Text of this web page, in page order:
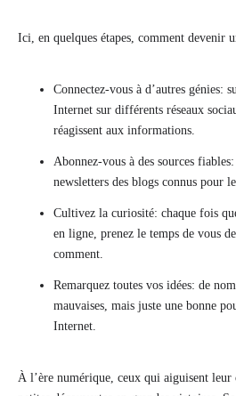
Ici, en quelques étapes, comment devenir
Connectez-vous à d’autres génies:
Internet sur différents réseaux
réagissent aux informations.
Abonnez-vous à des sources
newsletters des blogs connus pour
Cultivez la curiosité: chaque fois
en ligne, prenez le temps de vous
comment.
Remarquez toutes vos idées: de
mauvaises, mais juste une bonne
Internet.
À l’ère numérique, ceux qui aiguisent leur